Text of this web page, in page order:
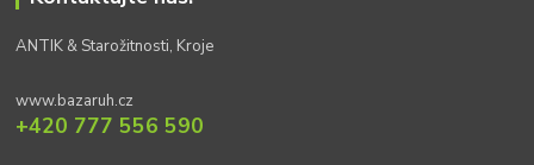
ANTIK & Starožitnosti, Kroje
www.bazaruh.cz
+420 777 556 590